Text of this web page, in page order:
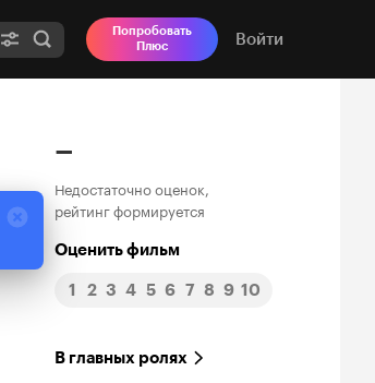
Попробовать
Плюс
Войти
–
Недостаточно оценок,
рейтинг формируется
Оценить фильм
1 2 3 4 5 6 7 8 9 10
В главных ролях